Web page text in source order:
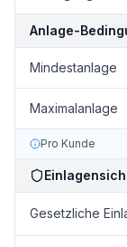
Anlage-
Mindestanlage
Maximalanlage
Pro Kunde
Gesetzliche